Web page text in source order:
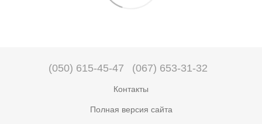
(050) 615-45-47 (067) 653-31-32
Контакты
Полная версия сайта